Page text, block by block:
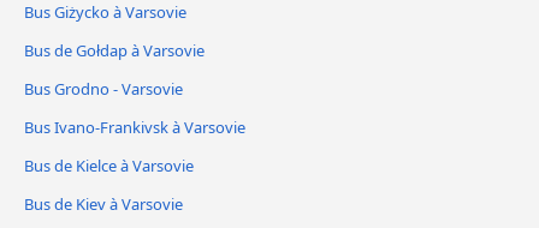
Bus Giżycko à Varsovie
Bus de Gołdap à Varsovie
Bus Grodno - Varsovie
Bus Ivano-Frankivsk à Varsovie
Bus de Kielce à Varsovie
Bus de Kiev à Varsovie